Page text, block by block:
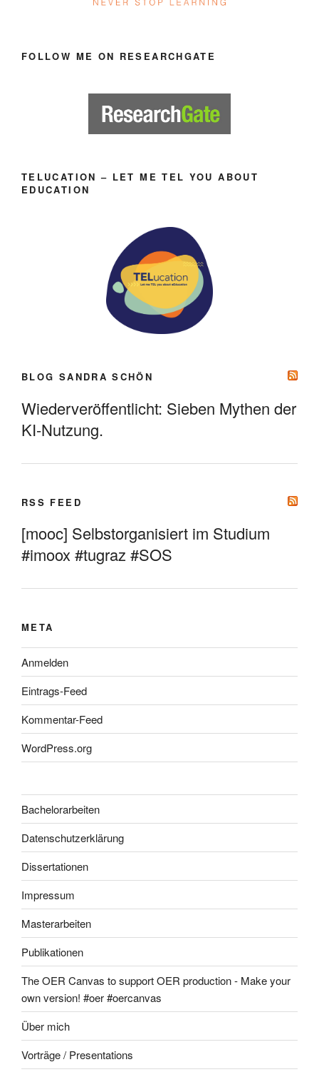
FOLLOW ME ON RESEARCHGATE
TELUCATION – LET ME TEL YOU ABOUT
EDUCATION
BLOG SANDRA SCHÖN
Wiederveröffentlicht: Sieben Mythen der
KI-Nutzung.
RSS FEED
[mooc] Selbstorganisiert im Studium
#imoox #tugraz #SOS
META
Anmelden
Eintrags-Feed
Kommentar-Feed
WordPress.org
Bachelorarbeiten
Datenschutzerklärung
Dissertationen
Impressum
Masterarbeiten
Publikationen
The OER Canvas to support OER production - Make your
own version! #oer #oercanvas
Über mich
Vorträge / Presentations